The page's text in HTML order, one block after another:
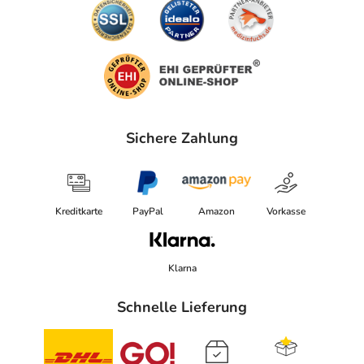
Sichere Zahlung
Kreditkarte PayPal Amazon Vorkasse
Klarna
Schnelle Lieferung